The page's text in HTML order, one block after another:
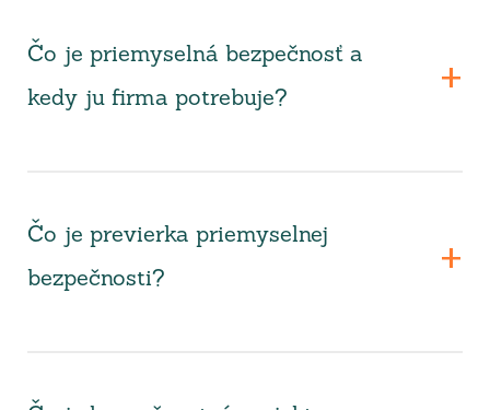
Čo je priemyselná bezpečnosť a
kedy ju firma potrebuje?
Čo je previerka priemyselnej
bezpečnosti?